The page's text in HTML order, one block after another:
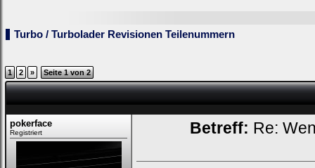
Turbo / Turbolader Revisionen Teilenummern
1 2 » Seite 1 von 2
pokerface
Registriert Betreff: Re: